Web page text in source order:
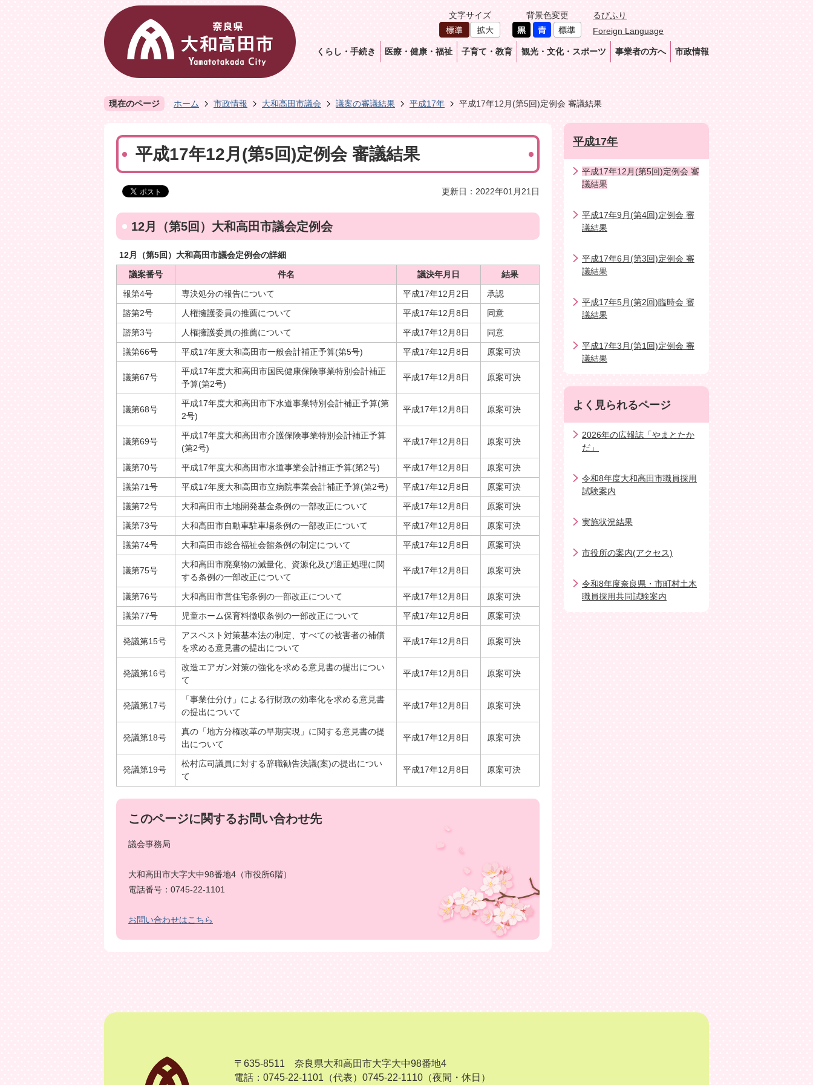
文字サイズ 背景色変更
るびふり
Foreign Language
くらし・手続き 医療・健康・福祉 子育て・教育 観光・文化・スポーツ 事業者の方へ 市政情報
現在のページ ホーム 市政情報 大和高田市議会 議案の審議結果 平成17年 平成17年12月(第5回)定例会 審議結果
平成17年12月(第5回)定例会 審議結果
更新日：2022年01月21日
12月（第5回）大和高田市議会定例会
12月（第5回）大和高田市議会定例会の詳細
議案番号
件名 議決年月日
結果
報第4号
専決処分の報告について 平成17年12月2日
承認
諮第2号
人権擁護委員の推薦について 平成17年12月8日
同意
諮第3号
人権擁護委員の推薦について 平成17年12月8日
同意
議第66号
平成17年度大和高田市一般会計補正予算(第5号) 平成17年12月8日 原案可決
議第67号
平成17年度大和高田市国民健康保険事業特別会計補正
予算(第2号)
平成17年12月8日 原案可決
議第68号
平成17年度大和高田市下水道事業特別会計補正予算(第
2号)
平成17年12月8日 原案可決
議第69号
平成17年度大和高田市介護保険事業特別会計補正予算
(第2号)
平成17年12月8日 原案可決
議第70号 平成17年度大和高田市水道事業会計補正予算(第2号) 平成17年12月8日
原案可決
議第71号
平成17年度大和高田市立病院事業会計補正予算(第2号) 平成17年12月8日
原案可決
議第72号
大和高田市土地開発基金条例の一部改正について 平成17年12月8日
原案可決
議第73号
大和高田市自動車駐車場条例の一部改正について 平成17年12月8日
原案可決
議第74号
大和高田市総合福祉会館条例の制定について 平成17年12月8日 原案可決
議第75号
大和高田市廃棄物の減量化、資源化及び適正処理に関
する条例の一部改正について
平成17年12月8日 原案可決
議第76号 大和高田市営住宅条例の一部改正について 平成17年12月8日
原案可決
議第77号
児童ホーム保育料徴収条例の一部改正について 平成17年12月8日 原案可決
発議第15号
アスベスト対策基本法の制定、すべての被害者の補償
を求める意見書の提出について
平成17年12月8日 原案可決
発議第16号
改造エアガン対策の強化を求める意見書の提出につい
て
平成17年12月8日 原案可決
発議第17号
「事業仕分け」による行財政の効率化を求める意見書
の提出について
平成17年12月8日 原案可決
発議第18号
真の「地方分権改革の早期実現」に関する意見書の提
出について
平成17年12月8日 原案可決
発議第19号
松村広司議員に対する辞職勧告決議(案)の提出につい
て
平成17年12月8日 原案可決
このページに関するお問い合わせ先
議会事務局
大和高田市大字大中98番地4（市役所6階）
電話番号：0745-22-1101
お問い合わせはこちら
平成17年
平成17年12月(第5回)定例会 審
議結果
平成17年9月(第4回)定例会 審
議結果
平成17年6月(第3回)定例会 審
議結果
平成17年5月(第2回)臨時会 審
議結果
平成17年3月(第1回)定例会 審
議結果
よく見られるページ
2026年の広報誌「やまとたか
だ」
令和8年度大和高田市職員採用
試験案内
実施状況結果
市役所の案内(アクセス)
令和8年度奈良県・市町村土木
職員採用共同試験案内
〒635-8511 奈良県大和高田市大字大中98番地4
電話：0745-22-1101（代表） 0745-22-1110（夜間・休日）